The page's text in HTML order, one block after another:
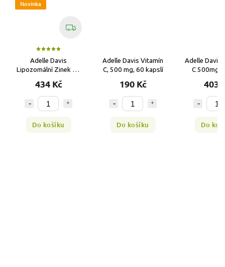
Novinka
Adelle Davis
Lipozomální Zinek 15
mg (s vitamínem C)
200 ml
434 Kč
Do košíku
Adelle Davis Vitamín
C, 500 mg, 60 kapslí
190 Kč
Do košíku
Adelle Davis
C 500mg
403
Do